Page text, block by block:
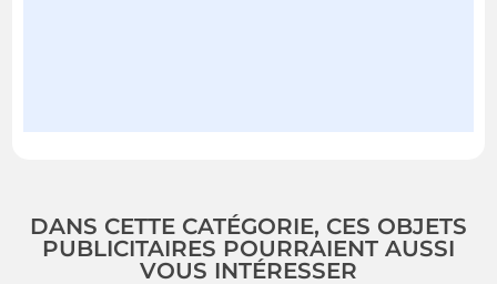
DANS CETTE CATÉGORIE, CES OBJETS
PUBLICITAIRES POURRAIENT AUSSI
VOUS INTÉRESSER